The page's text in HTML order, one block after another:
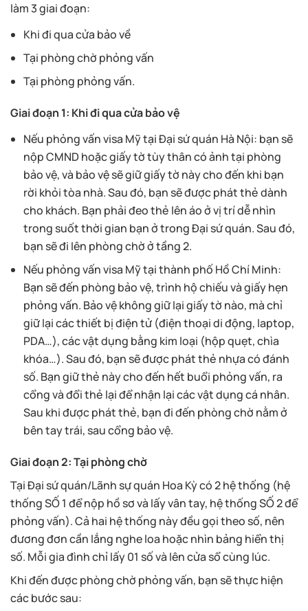
làm 3 giai đoạn:
Khi đi qua cửa bảo về
Tại phòng chờ phỏng vấn
Tại phòng phỏng vấn.
Giai đoạn 1: Khi đi qua cửa bảo vệ
Nếu phỏng vấn visa Mỹ tại Đại sứ quán Hà Nội: bạn sẽ
nộp CMND hoặc giấy tờ tùy thân có ảnh tại phòng
bảo vệ, và bảo vệ sẽ giữ giấy tờ này cho đến khi bạn
rời khỏi tòa nhà. Sau đó, bạn sẽ được phát thẻ dành
cho khách. Bạn phải đeo thẻ lên áo ở vị trí dễ nhìn
trong suốt thời gian bạn ở trong Đại sứ quán. Sau đó,
bạn sẽ đi lên phòng chờ ở tầng 2.
Nếu phỏng vấn visa Mỹ tại thành phố Hồ Chí Minh:
Bạn sẽ đến phòng bảo vệ, trình hộ chiếu và giấy hẹn
phỏng vấn. Bảo vệ không giữ lại giấy tờ nào, mà chỉ
giữ lại các thiết bị điện tử (điện thoại di động, laptop,
PDA…), các vật dụng bằng kim loại (hộp quẹt, chìa
khóa…). Sau đó, bạn sẽ được phát thẻ nhựa có đánh
số. Bạn giữ thẻ này cho đến hết buổi phỏng vấn, ra
cổng và đổi thẻ lại để nhận lại các vật dụng cá nhân.
Sau khi được phát thẻ, bạn đi đến phòng chờ nằm ở
bên tay trái, sau cổng bảo vệ.
Giai đoạn 2: Tại phòng chờ
Tại Đại sứ quán/Lãnh sự quán Hoa Kỳ có 2 hệ thống (hệ
thống SỐ 1 để nộp hồ sơ và lấy vân tay, hệ thống SỐ 2 để
phỏng vấn). Cả hai hệ thống này đều gọi theo số, nên
đương đơn cần lắng nghe loa hoặc nhìn bảng hiển thị
số. Mỗi gia đình chỉ lấy 01 số và lên cửa sổ cùng lúc.
Khi đến được phòng chờ phỏng vấn, bạn sẽ thực hiện
các bước sau: